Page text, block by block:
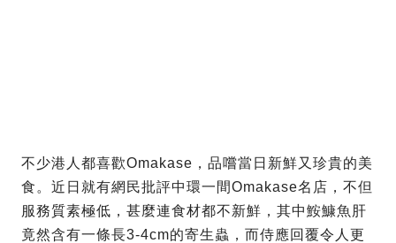
不少港人都喜歡Omakase，品嚐當日新鮮又珍貴的美
食。近日就有網民批評中環一間Omakase名店，不但
服務質素極低，甚麼連食材都不新鮮，其中鮟鱇魚肝
竟然含有一條長3-4cm的寄生蟲，而侍應回覆令人更